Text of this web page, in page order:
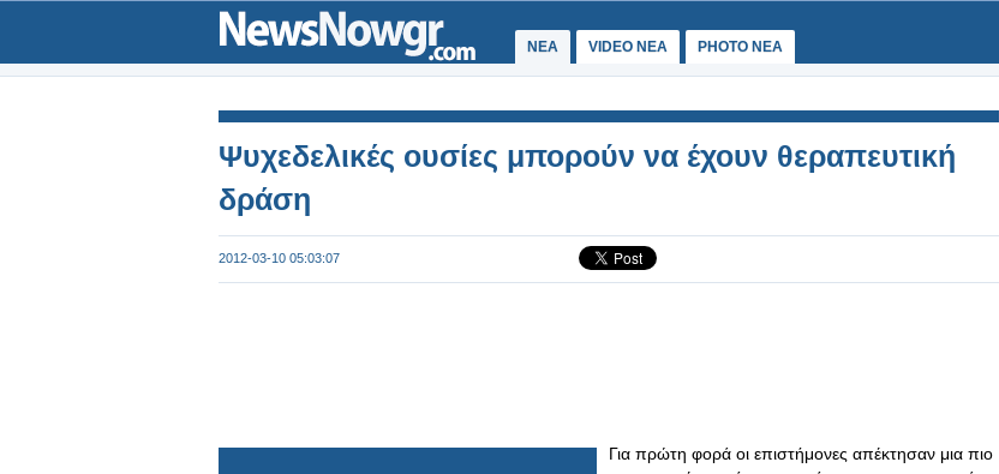
ΝΕΑ VIDEO NEA PHOTO NEA
Ψυχεδελικές ουσίες μπορούν να έχουν θεραπευτική
δράση
2012-03-10 05:03:07
Για πρώτη φορά οι επιστήμονες απέκτησαν μια πιο